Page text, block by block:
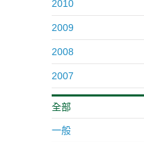
2010
2009
2008
2007
全部
一般